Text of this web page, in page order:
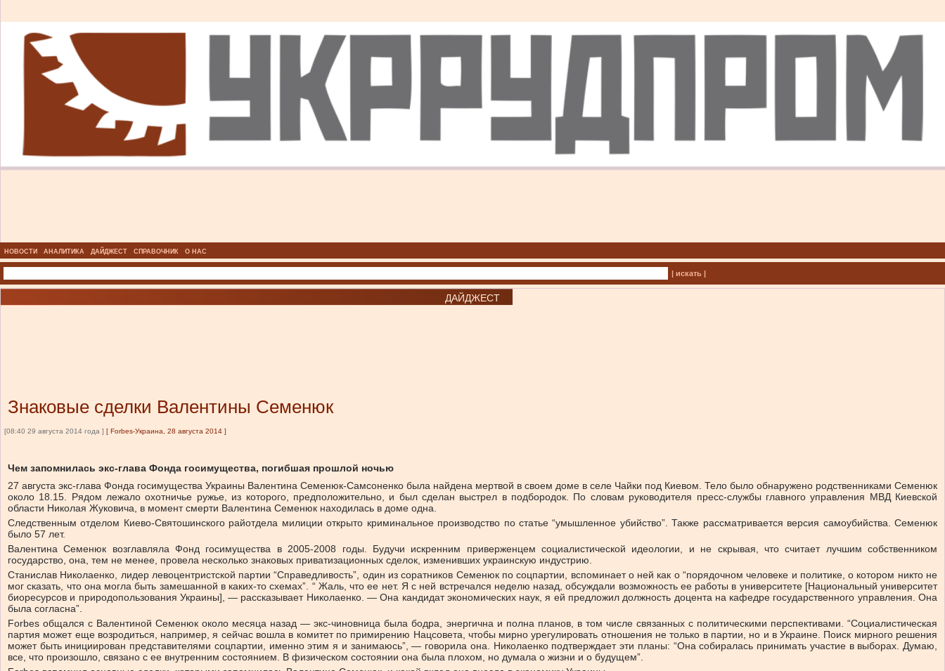
НОВОСТИ АНАЛИТИКА ДАЙДЖЕСТ СПРАВОЧНИК О НАС
| искать |
ДАЙДЖЕСТ
Знаковые сделки Валентины Семенюк
[08:40 29 августа 2014 года ] [ Forbes-Украина, 28 августа 2014 ]
Чем запомнилась экс-глава Фонда госимущества, погибшая прошлой ночью
27 августа экс-глава Фонда госимущества Украины Валентина Семенюк-Самсоненко была найдена мертвой в своем доме в селе Чайки под Киевом. Тело было обнаружено родственниками Семенюк
около 18.15. Рядом лежало охотничье ружье, из которого, предположительно, и был сделан выстрел в подбородок. По словам руководителя пресс-службы главного управления МВД Киевской
области Николая Жуковича, в момент смерти Валентина Семенюк находилась в доме одна.
Следственным отделом Киево-Святошинского райотдела милиции открыто криминальное производство по статье “умышленное убийство”. Также рассматривается версия самоубийства. Семенюк
было 57 лет.
Валентина Семенюк возглавляла Фонд госимущества в 2005-2008 годы. Будучи искренним приверженцем социалистической идеологии, и не скрывая, что считает лучшим собственником
государство, она, тем не менее, провела несколько знаковых приватизационных сделок, изменивших украинскую индустрию.
Станислав Николаенко, лидер левоцентристской партии “Справедливость”, один из соратников Семенюк по соцпартии, вспоминает о ней как о “порядочном человеке и политике, о котором никто не
мог сказать, что она могла быть замешанной в каких-то схемах”. “ Жаль, что ее нет. Я с ней встречался неделю назад, обсуждали возможность ее работы в университете [Национальный университет
биоресурсов и природопользования Украины], — рассказывает Николаенко. — Она кандидат экономических наук, я ей предложил должность доцента на кафедре государственного управления. Она
была согласна”.
Forbes общался с Валентиной Семенюк около месяца назад — экс-чиновница была бодра, энергична и полна планов, в том числе связанных с политическими перспективами. “Социалистическая
партия может еще возродиться, например, я сейчас вошла в комитет по примирению Нацсовета, чтобы мирно урегулировать отношения не только в партии, но и в Украине. Поиск мирного решения
может быть инициирован представителями соцпартии, именно этим я и занимаюсь”, — говорила она. Николаенко подтверждает эти планы: “Она собиралась принимать участие в выборах. Думаю,
все, что произошло, связано с ее внутренним состоянием. В физическом состоянии она была плохом, но думала о жизни и о будущем”.